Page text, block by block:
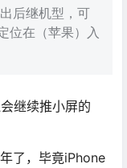
后继机型，可
位在（苹果）入
继续推小屏的
了，毕竟iPhone